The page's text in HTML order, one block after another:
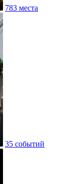
783 места
35 событий